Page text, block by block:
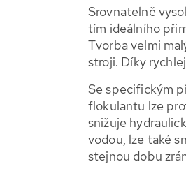
Srovnatelně
tím ideálního
Tvorba velmi
stroji. Díky
Se specifickým
flokulantu lze
snižuje
vodou, lze také
stejnou dobu